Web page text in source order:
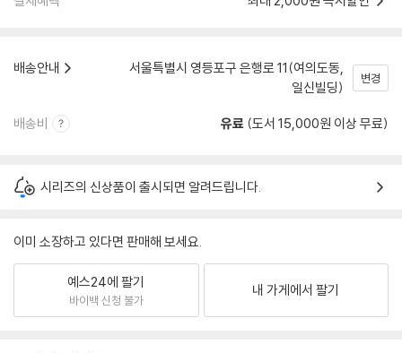
배송안내
서울특별시 영등포구 은행로 11(여의도동,
일신빌딩)
변경
배송비 유료 (도서 15,000원 이상 무료)
시리즈의 신상품이 출시되면 알려드립니다.
이미 소장하고 있다면 판매해 보세요.
예스24에 팔기
바이백 신청 불가
내 가게에서 팔기